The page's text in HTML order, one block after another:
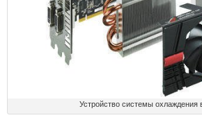
Устройство системы охлаждения